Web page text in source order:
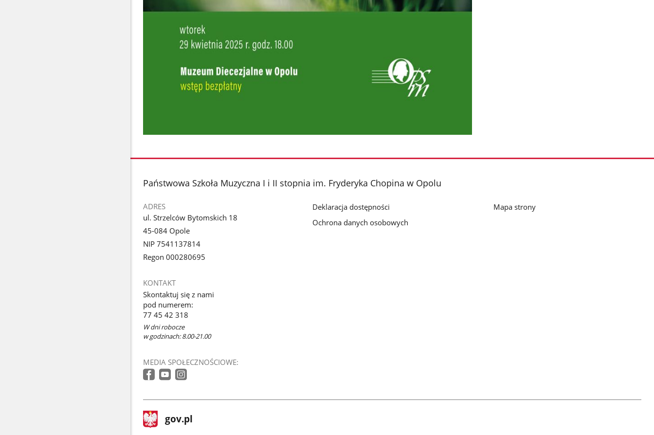
stopka
Państwowa Szkoła Muzyczna I i II stopnia im. Fryderyka Chopina w Opolu
ADRES
ul. Strzelców Bytomskich 18
45-084 Opole
NIP 7541137814
Regon 000280695
KONTAKT
Skontaktuj się z nami
pod numerem:
77 45 42 318
W dni robocze
w godzinach: 8.00-21.00
MEDIA SPOŁECZNOŚCIOWE:
Deklaracja dostępności
Ochrona danych osobowych
Mapa strony
stopka
gov.pl Strona
gov.pl